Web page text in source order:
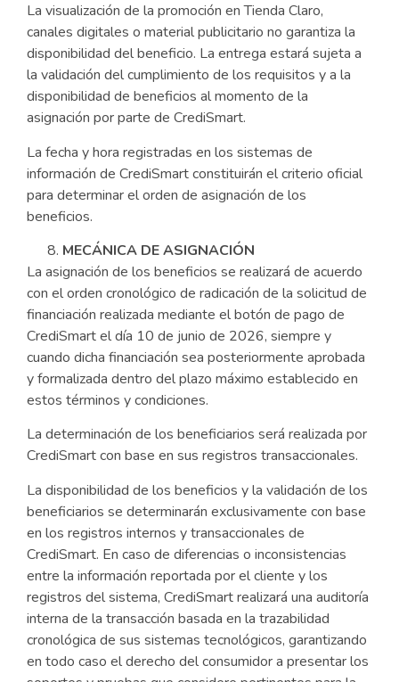
La visualización de la promoción en Tienda Claro,
canales digitales o material publicitario no garantiza la
disponibilidad del beneficio. La entrega estará sujeta a
la validación del cumplimiento de los requisitos y a la
disponibilidad de beneficios al momento de la
asignación por parte de CrediSmart.
La fecha y hora registradas en los sistemas de
información de CrediSmart constituirán el criterio oficial
para determinar el orden de asignación de los
beneficios.
MECÁNICA DE ASIGNACIÓN
La asignación de los beneficios se realizará de acuerdo
con el orden cronológico de radicación de la solicitud de
financiación realizada mediante el botón de pago de
CrediSmart el día 10 de junio de 2026, siempre y
cuando dicha financiación sea posteriormente aprobada
y formalizada dentro del plazo máximo establecido en
estos términos y condiciones.
La determinación de los beneficiarios será realizada por
CrediSmart con base en sus registros transaccionales.
La disponibilidad de los beneficios y la validación de los
beneficiarios se determinarán exclusivamente con base
en los registros internos y transaccionales de
CrediSmart. En caso de diferencias o inconsistencias
entre la información reportada por el cliente y los
registros del sistema, CrediSmart realizará una auditoría
interna de la transacción basada en la trazabilidad
cronológica de sus sistemas tecnológicos, garantizando
en todo caso el derecho del consumidor a presentar los